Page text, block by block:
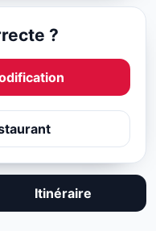
?
Itinéraire